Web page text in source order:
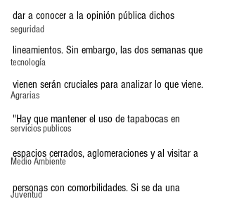
seguridad
tecnología
Agrarias
servicios publicos
Medio Ambiente
Juventud
dar a conocer a la opinión pública dichos
lineamientos. Sin embargo, las dos semanas que
vienen serán cruciales para analizar lo que viene.
"Hay que mantener el uso de tapabocas en
espacios cerrados, aglomeraciones y al visitar a
personas con comorbilidades. Si se da una